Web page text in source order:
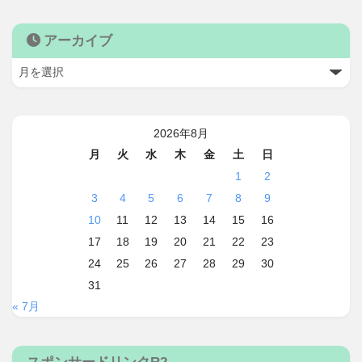
アーカイブ
2026年8月
月
火 水 木 金 土
日
1
2
3
4 5 6 7 8
9
10
11 12 13 14 15
16
17
18 19 20 21 22
23
24
25 26 27 28 29
30
31
« 7月